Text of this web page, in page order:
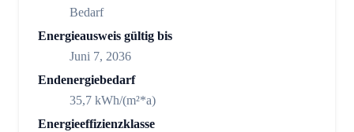
Bedarf
Energieausweis gültig bis
Juni 7, 2036
Endenergiebedarf
35,7 kWh/(m²*a)
Energieeffizienzklasse